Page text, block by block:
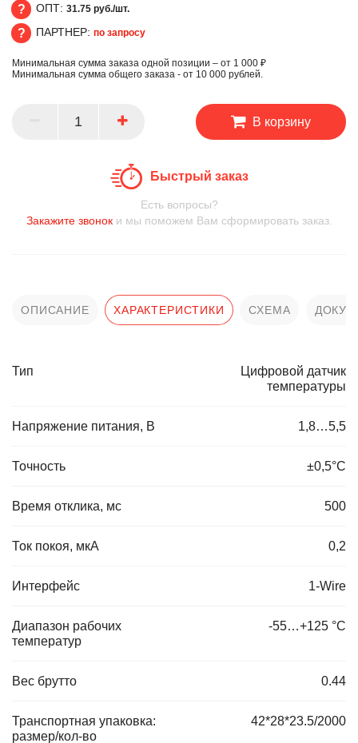
БЦ
ОПТ
ОПТ: 31.75 руб./шт.
ПАРТНЕР
ПАРТНЕР: по запросу
Минимальная сумма заказа одной позиции – от 1 000 ₽
Минимальная сумма общего заказа - от 10 000 рублей.
В корзину
Быстрый заказ
Есть вопросы?
Закажите звоноки мы поможем Вам сформировать заказ.
ОПИСАНИЕ ХАРАКТЕРИСТИКИ СХЕМА
Тип
Цифровой датчик
температуры
Напряжение питания, В 1,8…5,5
Точность ±0,5°C
Время отклика, мс 500
Ток покоя, мкА 0,2
Интерфейс 1-Wire
Диапазон рабочих
температур
-55…+125 °С
Вес брутто 0.44
Транспортная упаковка:
размер/кол-во
42*28*23.5/2000